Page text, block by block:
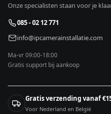
Onze specialisten staan voor je
085 - 02 12 771
info@ipcamerainstallatie.com
Ma-vr 09:00-18:00
Gratis support bij aankoop
Gratis verzending vanaf
Voor Nederland en België